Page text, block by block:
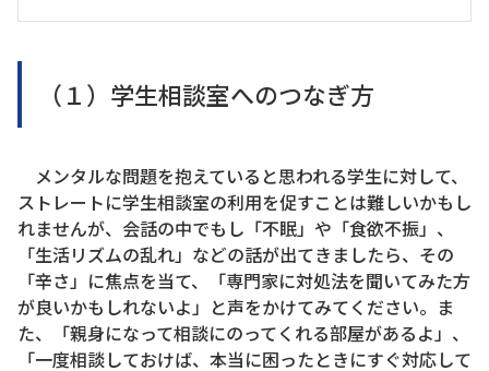
（１）学生相談室へのつなぎ方
メンタルな問題を抱えていると思われる学生に対して、
ストレートに学生相談室の利用を促すことは難しいかもし
れませんが、会話の中でもし「不眠」や「食欲不振」、
「生活リズムの乱れ」などの話が出てきましたら、その
「辛さ」に焦点を当て、「専門家に対処法を聞いてみた方
が良いかもしれないよ」と声をかけてみてください。ま
た、「親身になって相談にのってくれる部屋があるよ」、
「一度相談しておけば、本当に困ったときにすぐ対応して